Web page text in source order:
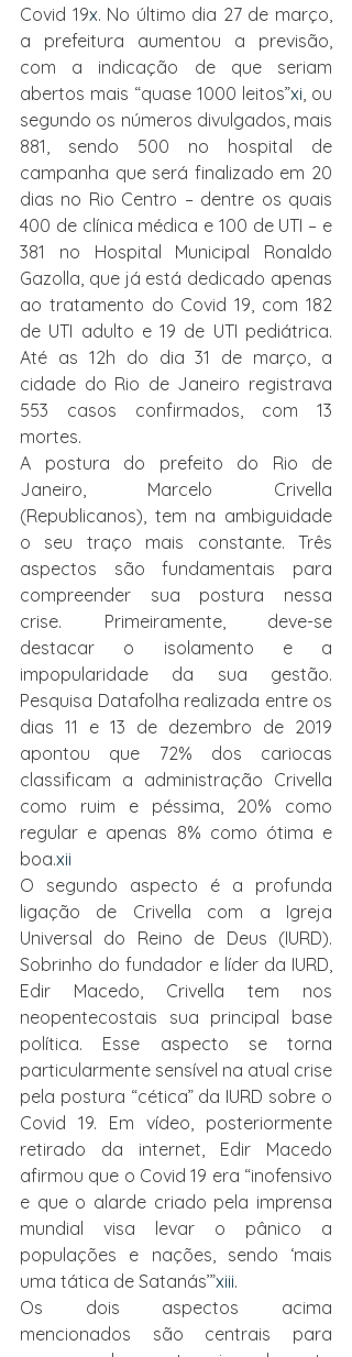
Covid 19x. No último dia 27 de março,
a prefeitura aumentou a previsão,
com a indicação de que seriam
abertos mais “quase 1000 leitos”xi, ou
segundo os números divulgados, mais
881, sendo 500 no hospital de
campanha que será finalizado em 20
dias no Rio Centro – dentre os quais
400 de clínica médica e 100 de UTI – e
381 no Hospital Municipal Ronaldo
Gazolla, que já está dedicado apenas
ao tratamento do Covid 19, com 182
de UTI adulto e 19 de UTI pediátrica.
Até as 12h do dia 31 de março, a
cidade do Rio de Janeiro registrava
553 casos confirmados, com 13
mortes.
A postura do prefeito do Rio de
Janeiro, Marcelo Crivella
(Republicanos), tem na ambiguidade
o seu traço mais constante. Três
aspectos são fundamentais para
compreender sua postura nessa
crise. Primeiramente, deve-se
destacar o isolamento e a
impopularidade da sua gestão.
Pesquisa Datafolha realizada entre os
dias 11 e 13 de dezembro de 2019
apontou que 72% dos cariocas
classificam a administração Crivella
como ruim e péssima, 20% como
regular e apenas 8% como ótima e
boa.xii
O segundo aspecto é a profunda
ligação de Crivella com a Igreja
Universal do Reino de Deus (IURD).
Sobrinho do fundador e líder da IURD,
Edir Macedo, Crivella tem nos
neopentecostais sua principal base
política. Esse aspecto se torna
particularmente sensível na atual crise
pela postura “cética” da IURD sobre o
Covid 19. Em vídeo, posteriormente
retirado da internet, Edir Macedo
afirmou que o Covid 19 era “inofensivo
e que o alarde criado pela imprensa
mundial visa levar o pânico a
populações e nações, sendo ‘mais
uma tática de Satanás’”xiii.
Os dois aspectos acima
mencionados são centrais para